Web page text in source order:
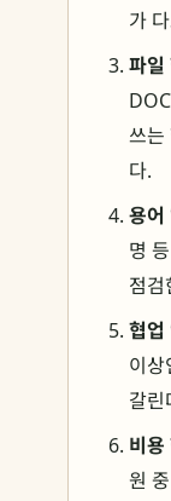
가
파일
쓰는
다.
용어
명
점검
협업
이상
갈린
비용
원